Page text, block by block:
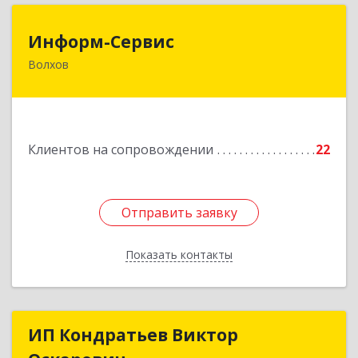
Информ-Сервис
Волхов
Клиентов на сопровождении 22
Отправить заявку
Показать контакты
Отправить заявку
Назад
ИП Кондратьев Виктор
ИП Кондратьев Виктор